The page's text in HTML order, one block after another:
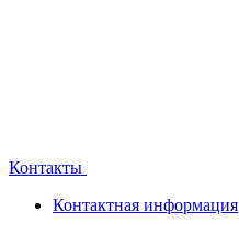
Контакты
Контактная информация